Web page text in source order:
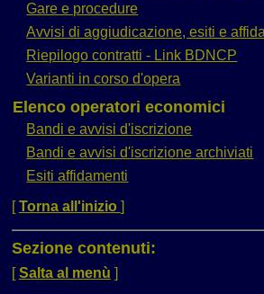
Gare e procedure
Avvisi di aggiudicazione, esiti e
Riepilogo contratti - Link BDNCP
Varianti in corso d'opera
Elenco operatori economici
Bandi e avvisi d'iscrizione
Bandi e avvisi d'iscrizione archiviati
Esiti affidamenti
[Torna all'inizio ]
Sezione contenuti:
[Salta al menù ]